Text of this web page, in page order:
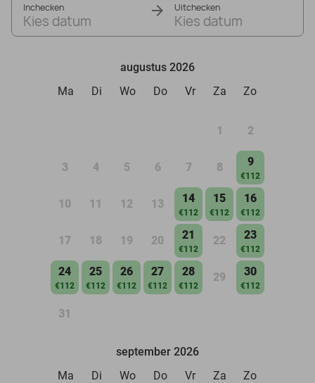
Inchecken
Kies datum
Uitchecken
Kies datum
augustus 2026
Ma
Di Wo Do Vr Za Zo
1 2
3 4 5 6 7 8 9
€112
10 11 12 13 14
€112
15
€112
16
€112
17 18 19 20 21
€112
22 23
€112
24
€112
25
€112
26
€112
27
€112
28
€112
29 30
€112
31
september 2026
Ma
Di Wo Do Vr Za Zo